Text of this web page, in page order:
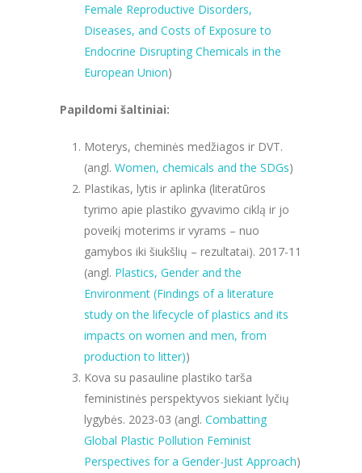
Female Reproductive Disorders,
Diseases, and Costs of Exposure to
Endocrine Disrupting Chemicals in the
European Union)
Papildomi šaltiniai:
Moterys, cheminės medžiagos ir DVT.
(angl. Women, chemicals and the SDGs)
Plastikas, lytis ir aplinka (literatūros
tyrimo apie plastiko gyvavimo ciklą ir jo
poveikį moterims ir vyrams – nuo
gamybos iki šiukšlių – rezultatai). 2017-11
(angl. Plastics, Gender and the
Environment (Findings of a literature
study on the lifecycle of plastics and its
impacts on women and men, from
production to litter))
Kova su pasauline plastiko tarša
feministinės perspektyvos siekiant lyčių
lygybės. 2023-03 (angl. Combatting
Global Plastic Pollution Feminist
Perspectives for a Gender-Just Approach)